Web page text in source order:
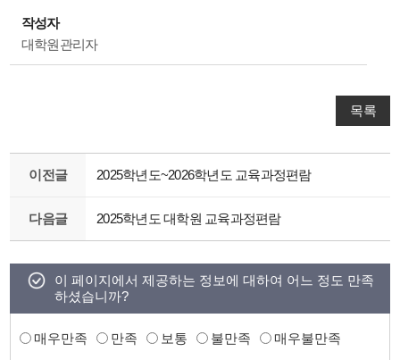
작성자
대학원관리자
목록
이전글 2025학년도~2026학년도 교육과정편람
다음글 2025학년도 대학원 교육과정편람
이 페이지에서 제공하는 정보에 대하여 어느 정도 만족
하셨습니까?
매우만족 만족 보통 불만족 매우불만족